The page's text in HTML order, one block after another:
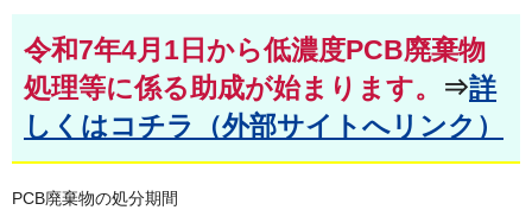
令和7年4月1日から低濃度PCB廃棄物
処理等に係る助成が始まります。
⇒詳
しくはコチラ（外部サイトへリンク）
PCB廃棄物の処分期間